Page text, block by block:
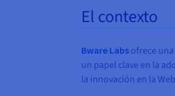
El contexto
Bware Labs ofrece
un papel clave en la
la innovación en la